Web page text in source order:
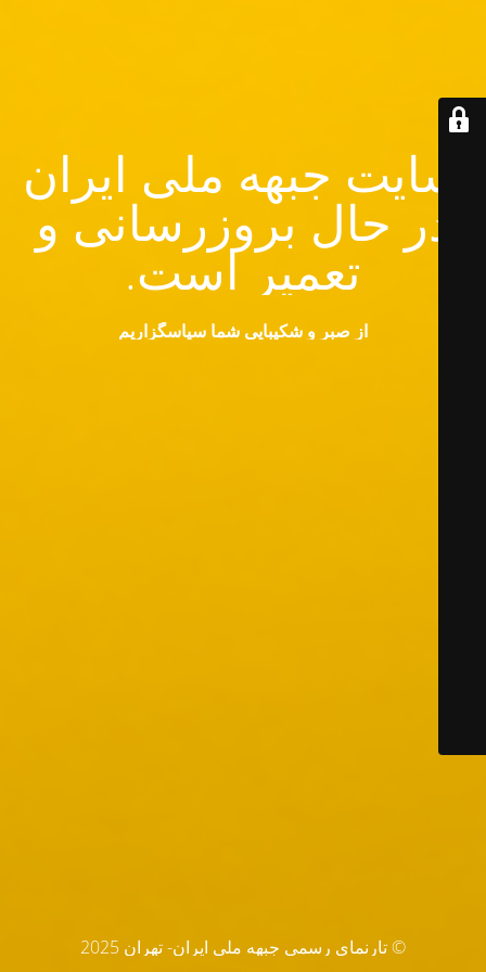
سایت جبهه ملی ایران
در حال بروزرسانی و
تعمیر است.
از صبر و شکیبایی شما سپاسگزاریم
© تارنماي رسمي جبهه ملي ايران- تهران 2025